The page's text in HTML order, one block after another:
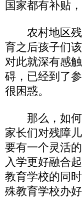
国家都有补贴
农村地区残
育之后孩子们
对此就深有感
碍，已经到了
很困惑。
那么，如何
家长们对残障
要有一个灵活
入学更好融合
教育学校的同
殊教育学校办好